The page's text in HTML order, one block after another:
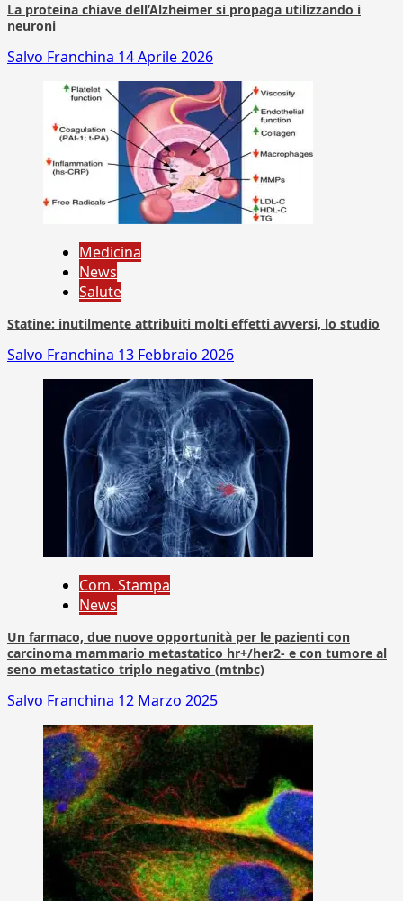
La proteina chiave dell’Alzheimer si propaga utilizzando i
neuroni
Salvo Franchina 14 Aprile 2026
Medicina
News
Salute
Statine: inutilmente attribuiti molti effetti avversi, lo studio
Salvo Franchina 13 Febbraio 2026
Com. Stampa
News
Un farmaco, due nuove opportunità per le pazienti con
carcinoma mammario metastatico hr+/her2- e con tumore al
seno metastatico triplo negativo (mtnbc)
Salvo Franchina 12 Marzo 2025